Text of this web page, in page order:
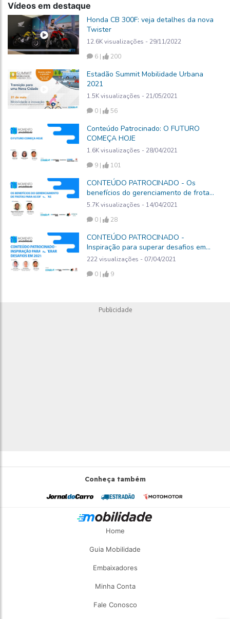
Vídeos em destaque
Honda CB 300F: veja detalhes da nova
Twister
12.6K visualizações - 29/11/2022
6 |
200
Estadão Summit Mobilidade Urbana
2021
1.5K visualizações - 21/05/2021
0 |
56
Conteúdo Patrocinado: O FUTURO
COMEÇA HOJE
1.6K visualizações - 28/04/2021
9 |
101
CONTEÚDO PATROCINADO - Os
benefícios do gerenciamento de frotas
para as empresas
5.7K visualizações - 14/04/2021
0 |
28
CONTEÚDO PATROCINADO -
Inspiração para superar desafios em
2021
222 visualizações - 07/04/2021
0 |
9
Publicidade
Conheça também
Home
Guia Mobilidade
Embaixadores
Minha Conta
Fale Conosco